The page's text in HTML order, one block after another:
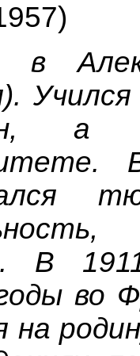
в
а
В
во
на